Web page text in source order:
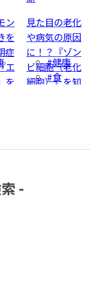
ン
を
症
エ
を
見た目の老化
や病気の原因
に！？『ゾン
ビ細胞（老化
細胞）』を知
#健康
#食
-